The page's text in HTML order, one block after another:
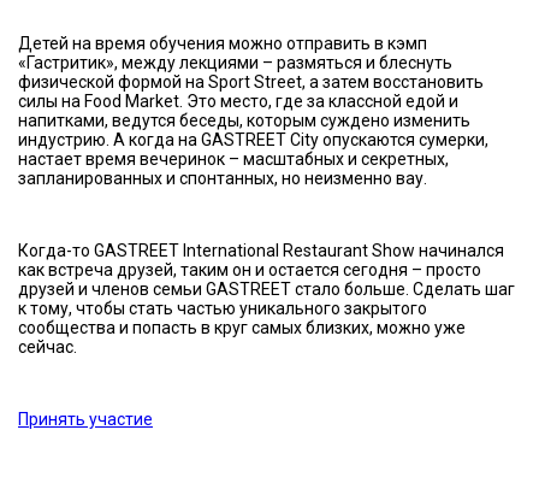
Детей на время обучения можно отправить в кэмп
«Гастритик», между лекциями – размяться и блеснуть
физической формой на Sport Street, а затем восстановить
силы на Food Market. Это место, где за классной едой и
напитками, ведутся беседы, которым суждено изменить
индустрию. А когда на GASTREET City опускаются сумерки,
настает время вечеринок – масштабных и секретных,
запланированных и спонтанных, но неизменно вау.
Когда-то GASTREET International Restaurant Show начинался
как встреча друзей, таким он и остается сегодня – просто
друзей и членов семьи GASTREET стало больше. Сделать шаг
к тому, чтобы стать частью уникального закрытого
сообщества и попасть в круг самых близких, можно уже
сейчас.
Принять участие